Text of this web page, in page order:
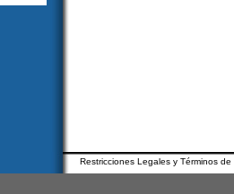
Restricciones Legales y Términos de